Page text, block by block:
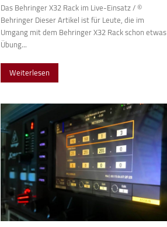
Das Behringer X32 Rack im Live-Einsatz / ©
Behringer Dieser Artikel ist für Leute, die im
Umgang mit dem Behringer X32 Rack schon etwas
Übung...
Weiterlesen